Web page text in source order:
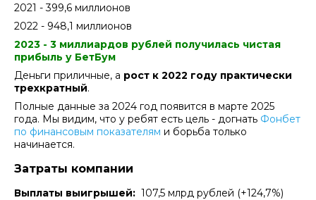
2021 - 399,6 миллионов
2022 - 948,1 миллионов
2023 - 3 миллиардов рублей получилась чистая
прибыль у БетБум
Деньги приличные, а рост к 2022 году практически
трехкратный.
Полные данные за 2024 год появится в марте 2025
года. Мы видим, что у ребят есть цель - догнать Фонбет
по финансовым показателям и борьба только
начинается.
Затраты компании
Выплаты выигрышей: 107,5 млрд рублей (+124,7%)